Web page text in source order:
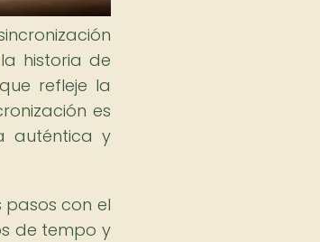
historia de
refleje la
es
auténtica y
pasos con el
de tempo y